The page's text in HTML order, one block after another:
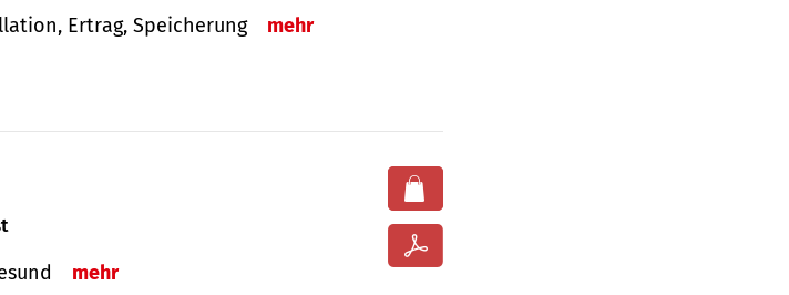
Ertrag, Speicherung mehr
mehr